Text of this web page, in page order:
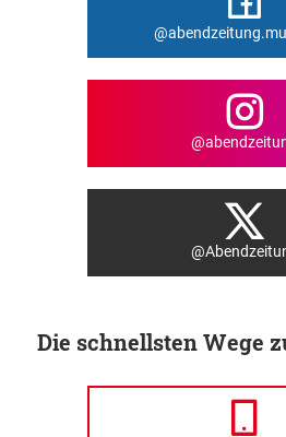
Die schnellsten Wege